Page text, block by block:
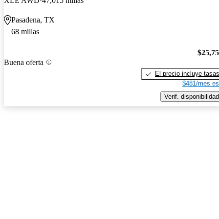
Pasadena, TX
68 millas
Buena oferta
El precio incluye tasas
$481/mes
Verif. disponibilidad